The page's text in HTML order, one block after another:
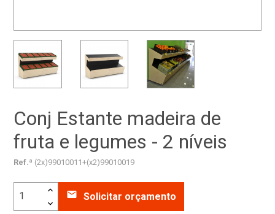
Conj Estante madeira de
fruta e legumes - 2 níveis
Ref.ª (2x)99010011+(x2)99010019
email Solicitar orçamento